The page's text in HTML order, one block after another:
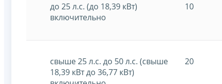
до 25 л.с. (до 18,39 кВт)
включительно
10
свыше 25 л.с. до 50 л.с. (свыше
18,39 кВт до 36,77 кВт)
20